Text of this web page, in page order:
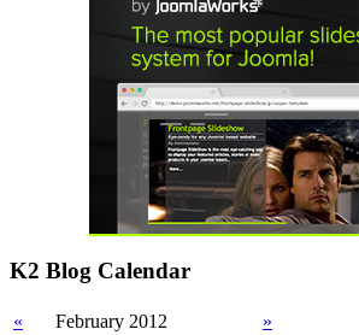
K2 Blog Calendar
« February 2012
»